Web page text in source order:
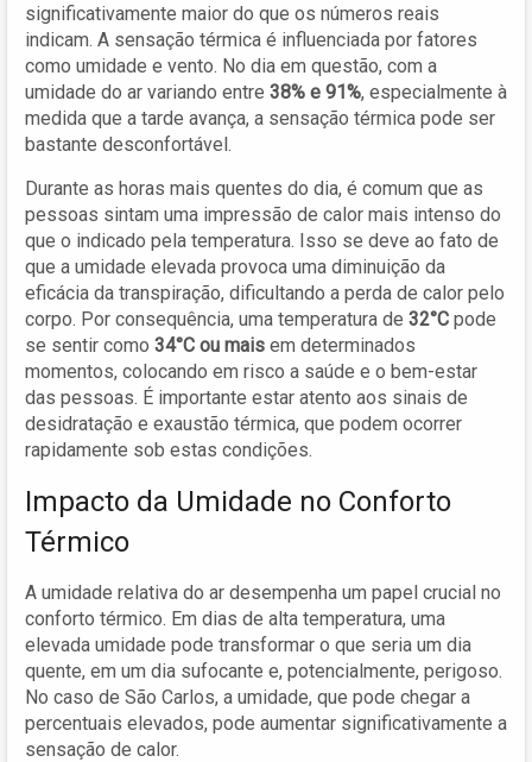
significativamente maior do que os números reais
indicam. A sensação térmica é influenciada por fatores
como umidade e vento. No dia em questão, com a
umidade do ar variando entre 38% e 91%, especialmente à
medida que a tarde avança, a sensação térmica pode ser
bastante desconfortável.
Durante as horas mais quentes do dia, é comum que as
pessoas sintam uma impressão de calor mais intenso do
que o indicado pela temperatura. Isso se deve ao fato de
que a umidade elevada provoca uma diminuição da
eficácia da transpiração, dificultando a perda de calor pelo
corpo. Por consequência, uma temperatura de 32°C pode
se sentir como 34°C ou mais em determinados
momentos, colocando em risco a saúde e o bem-estar
das pessoas. É importante estar atento aos sinais de
desidratação e exaustão térmica, que podem ocorrer
rapidamente sob estas condições.
Impacto da Umidade no Conforto
Térmico
A umidade relativa do ar desempenha um papel crucial no
conforto térmico. Em dias de alta temperatura, uma
elevada umidade pode transformar o que seria um dia
quente, em um dia sufocante e, potencialmente, perigoso.
No caso de São Carlos, a umidade, que pode chegar a
percentuais elevados, pode aumentar significativamente a
sensação de calor.